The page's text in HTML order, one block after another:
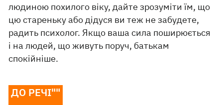
людиною похилого віку, дайте зрозуміти їм, що
цю стареньку або дідуся ви теж не забудете,
радить психолог. Якщо ваша сила поширюється
і на людей, що живуть поруч, батькам
спокійніше.
ДО РЕЧІ""